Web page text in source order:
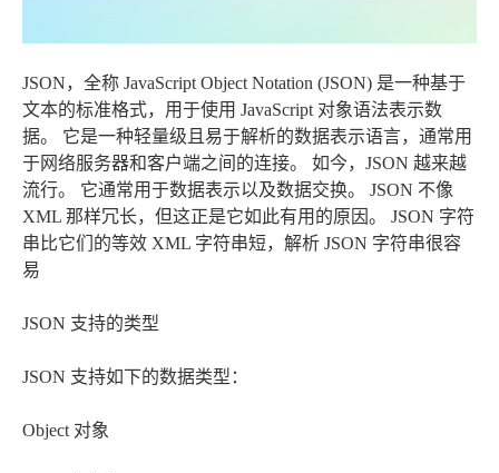
JSON，全称 JavaScript Object Notation (JSON) 是一种基于
文本的标准格式，用于使用 JavaScript 对象语法表示数
据。 它是一种轻量级且易于解析的数据表示语言，通常用
于网络服务器和客户端之间的连接。 如今，JSON 越来越
流行。 它通常用于数据表示以及数据交换。 JSON 不像
XML 那样冗长，但这正是它如此有用的原因。 JSON 字符
串比它们的等效 XML 字符串短，解析 JSON 字符串很容
易
JSON 支持的类型
JSON 支持如下的数据类型：
Object 对象